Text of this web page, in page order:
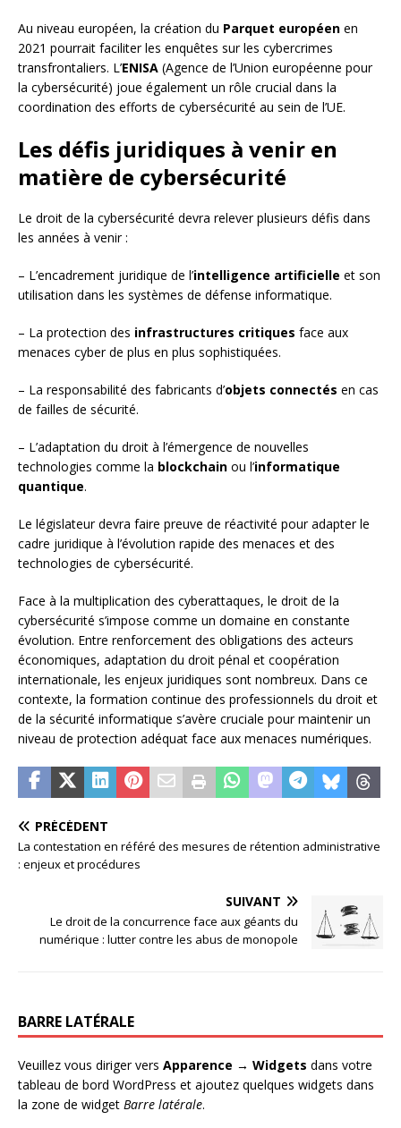
Au niveau européen, la création du Parquet européen en
2021 pourrait faciliter les enquêtes sur les cybercrimes
transfrontaliers. L’ENISA (Agence de l’Union européenne pour
la cybersécurité) joue également un rôle crucial dans la
coordination des efforts de cybersécurité au sein de l’UE.
Les défis juridiques à venir en
matière de cybersécurité
Le droit de la cybersécurité devra relever plusieurs défis dans
les années à venir :
– L’encadrement juridique de l’intelligence artificielle et son
utilisation dans les systèmes de défense informatique.
– La protection des infrastructures critiques face aux
menaces cyber de plus en plus sophistiquées.
– La responsabilité des fabricants d’objets connectés en cas
de failles de sécurité.
– L’adaptation du droit à l’émergence de nouvelles
technologies comme la blockchain ou l’informatique
quantique.
Le législateur devra faire preuve de réactivité pour adapter le
cadre juridique à l’évolution rapide des menaces et des
technologies de cybersécurité.
Face à la multiplication des cyberattaques, le droit de la
cybersécurité s’impose comme un domaine en constante
évolution. Entre renforcement des obligations des acteurs
économiques, adaptation du droit pénal et coopération
internationale, les enjeux juridiques sont nombreux. Dans ce
contexte, la formation continue des professionnels du droit et
de la sécurité informatique s’avère cruciale pour maintenir un
niveau de protection adéquat face aux menaces numériques.
PRÉCÉDENT
La contestation en référé des mesures de rétention administrative
: enjeux et procédures
SUIVANT
Le droit de la concurrence face aux géants du
numérique : lutter contre les abus de monopole
BARRE LATÉRALE
Veuillez vous diriger vers Apparence → Widgets dans votre
tableau de bord WordPress et ajoutez quelques widgets dans
la zone de widget Barre latérale.